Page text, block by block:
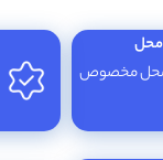
محل
مخصوص